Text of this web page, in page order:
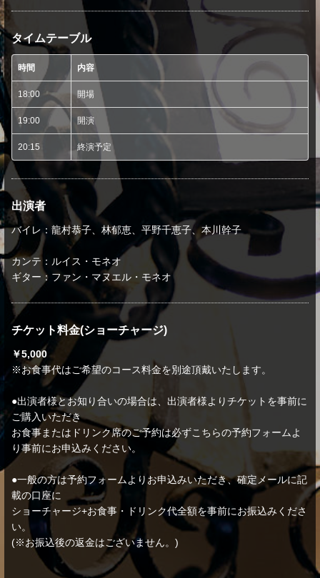
タイムテーブル
時間 内容
18:00 開場
19:00 開演
20:15 終演予定
出演者
バイレ：龍村恭子、林郁恵、平野千恵子、本川幹子
カンテ：ルイス・モネオ
ギター：ファン・マヌエル・モネオ
チケット料金(ショーチャージ)
￥5,000
※お食事代はご希望のコース料金を別途頂戴いたします。
●出演者様とお知り合いの場合は、出演者様よりチケットを事前に
ご購入いただき
お食事またはドリンク席のご予約は必ずこちらの予約フォームよ
り事前にお申込みください。
●一般の方は予約フォームよりお申込みいただき、確定メールに記
載の口座に
ショーチャージ+お食事・ドリンク代全額を事前にお振込みくださ
い。
(※お振込後の返金はございません。)